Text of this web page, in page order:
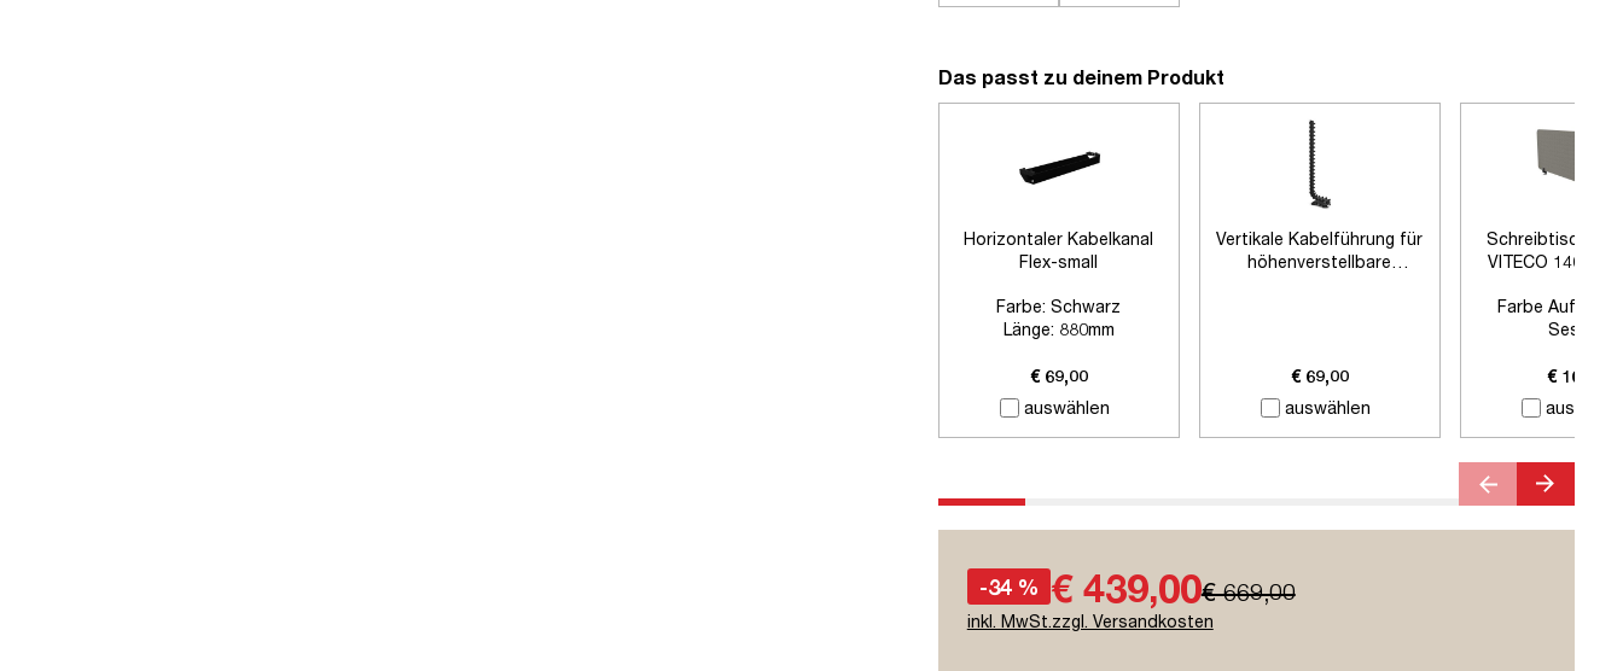
Das passt zu deinem Produkt
auswählen
Horizontaler Kabelkanal
Flex-small
Farbe:Schwarz
Länge: 880mm
€ 69,00
auswählen
Vertikale Kabelführung für
höhenverstellbare
€ 69,00
VITECO 140cm
Farbe
Sesame
Länge:
€ 169,00
-34 % € 439,00€ 669,00
inkl. MwSt.zzgl. Versandkosten